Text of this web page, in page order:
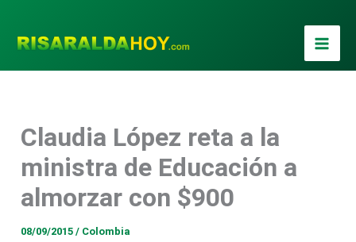
contenido
Claudia López reta a la
ministra de Educación a
almorzar con $900
08/09/2015/ Colombia